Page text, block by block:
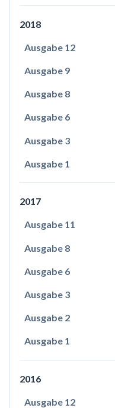
2018
Ausgabe 12
Ausgabe 9
Ausgabe 8
Ausgabe 6
Ausgabe 3
Ausgabe 1
2017
Ausgabe 11
Ausgabe 8
Ausgabe 6
Ausgabe 3
Ausgabe 2
Ausgabe 1
2016
Ausgabe 12